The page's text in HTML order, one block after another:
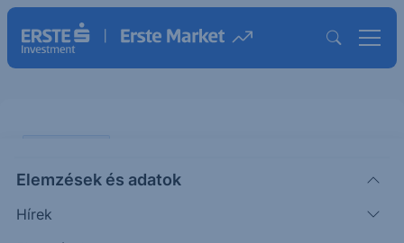
Elemzések és adatok
Hírek
géppiac